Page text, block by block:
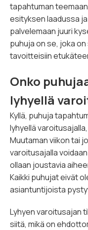
tapahtuman
esityksen laadussa
palvelemaan juuri
puhuja on se, joka
tavoitteisiin
Onko
lyhyellä
Kyllä, puhuja
lyhyellä
Muutaman viikon tai
varoitusajalla
ollaan joustavia
Kaikki puhujat eivät
asiantuntijoista
Lyhyen varoitusajan
siitä, mikä on